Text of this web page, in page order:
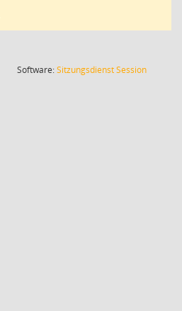
Software:SitzungsdienstSession(Wird in